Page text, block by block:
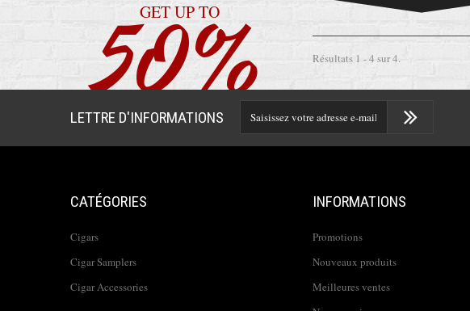
GET UP TO
50%
OFF
Résultats 1 - 4 sur 4.
LETTRE D'INFORMATIONS
CATÉGORIES
Cigars
Cigar Samplers
Cigar Accessories
INFORMATIONS
Promotions
Nouveaux produits
Meilleures ventes